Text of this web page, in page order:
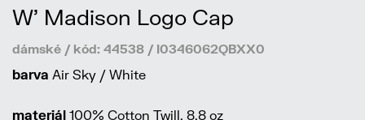
W' Madison Logo Cap
dámské / kód: 44538 / I0346062QBXX0
barva Air Sky / White
materiál 100% Cotton Twill, 8.8 oz